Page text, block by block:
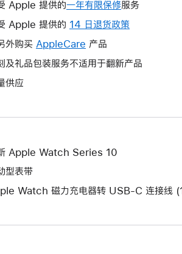
Apple 提供的一年有限保修此
操
打
服务
Apple 提供的 14 日退货政策
将
新
外购买 AppleCare 此
操
开
的
产品
及礼品包装服务不适用于翻新产品
供应
Apple Watch Series 10
型表带
Watch 磁力充电器转 USB-C 连接线